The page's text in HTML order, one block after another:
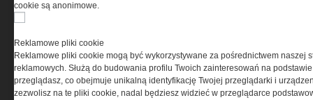
Ta witryna wykorzystuje pliki cookies do przechowywania
informacji na Twoim komputerze. Pliki cookies stosujemy
w celu świadczenia usług na najwyższym poziomie,
w tym w sposób dostosowany do indywidualnych potrzeb.
cookie są anonimowe.
Reklamowe pliki cookie
Reklamowe pliki cookie mogą być wykorzystywane za pośrednictwem naszej
reklamowych. Służą do budowania profilu Twoich zainteresowań na
przeglądasz, co obejmuje unikalną identyfikację Twojej przeglądarki i
zezwolisz na te pliki cookie, nadal będziesz widzieć w przeglądarce